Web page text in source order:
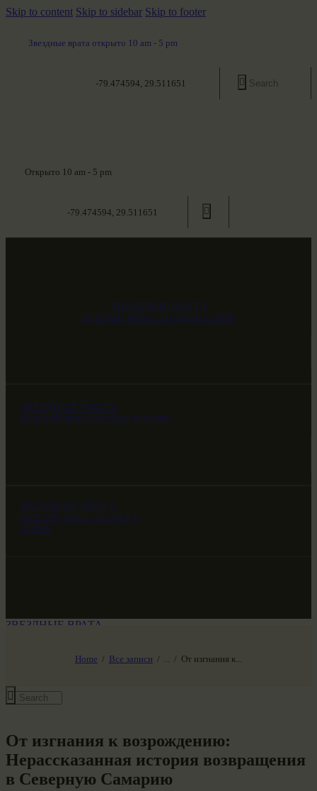
Skip to content Skip to sidebar Skip to footer
Звездные врата открыто 10 am - 5 pm
-79.474594, 29.511651
Открыто 10 am - 5 pm
-79.474594, 29.511651
ЗВЕЗДНЫЕ ВРАТА
НАШ МИР ВЧЕРА СЕГОДНЯ И ЗАВТРА
ЗВЕЗДНЫЕ ВРАТА
НАШ МИР ВЧЕРА СЕГОДНЯ И ЗАВТРА
ЗВЕЗДНЫЕ ВРАТА
НАШ МИР ВЧЕРА СЕГОДНЯ И
ЗАВТРА
Home Все записи От изгнания к...
ЗВЕЗДНЫЕ ВРАТА
От изгнания к возрождению:
Нерассказанная история возвращения
в Северную Самарию